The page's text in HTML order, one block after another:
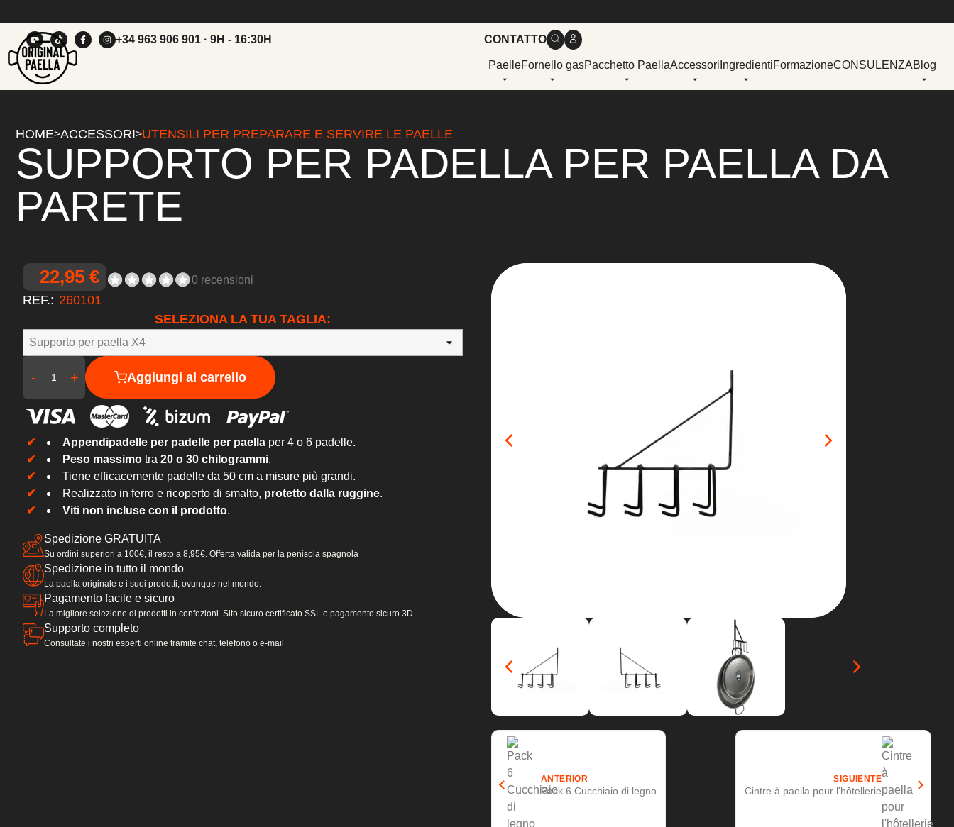
+34 963 906 901· 9H - 16:30H CONTATTO
PaelleFornello gasPacchetto PaellaAccessori IngredientiFormazioneCONSULENZABlog
HOME>ACCESSORI>UTENSILI PER PREPARARE E SERVIRE LE PAELLE
SUPPORTO PER PADELLA PER PAELLA DA
PARETE
22,95 € 0 recensioni
REF.: 260101
SELEZIONA LA TUA TAGLIA:
- + Aggiungi al carrello
Appendipadelle per padelle per paellaper 4 o 6 padelle.
Peso massimotra 20 o 30 chilogrammi.
Tiene efficacemente padelle da 50 cm a misure più grandi.
Realizzato in ferro e ricoperto di smalto, protetto dalla ruggine.
Viti non incluse con il prodotto.
Spedizione GRATUITA
Su ordini superiori a 100€, il resto a 8,95€. Offerta valida per la penisola spagnola
Spedizione in tutto il mondo
La paella originale e i suoi prodotti, ovunque nel mondo.
Pagamento facile e sicuro
La migliore selezione di prodotti in confezioni. Sito sicuro certificato SSL e pagamento sicuro 3D
Supporto completo
Consultate i nostri esperti online tramite chat, telefono o e-mail
ANTERIOR
Pack 6 Cucchiaio di legno
SIGUIENTE
Cintre à paella pour l'hôtellerie